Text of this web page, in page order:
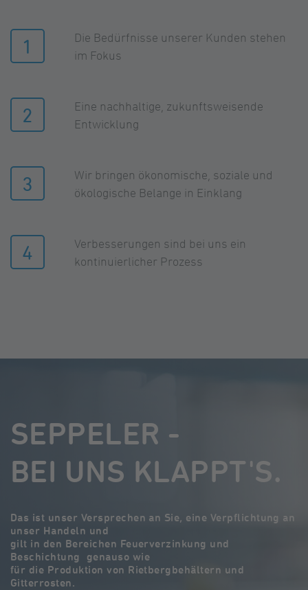
1
Die Bedürfnisse unserer Kunden stehen
im Fokus
2
Eine nachhaltige, zukunftsweisende
Entwicklung
3
Wir bringen ökonomische, soziale und
ökologische Belange in Einklang
4
Verbesserungen sind bei uns ein
kontinuierlicher Prozess
SEPPELER -
BEI UNS KLAPPT'S.
Das ist unser Versprechen an Sie, eine Verpflichtung an
unser Handeln und
gilt in den Bereichen Feuerverzinkung und
Beschichtung genauso wie
für die Produktion von Rietbergbehältern und
Gitterrosten.